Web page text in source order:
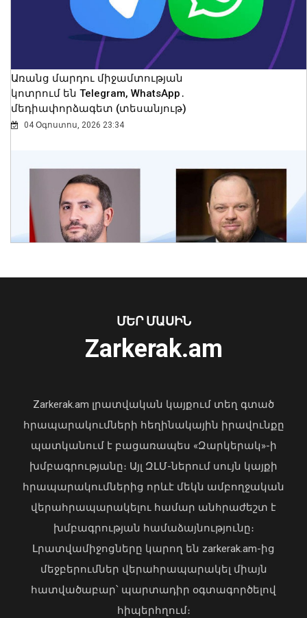
ՀՀ-ի և Ղազախստանի
փոխվարչապետները քննարկել են
երկու երկրների
համագործակցության հեռանկարները
Դաշտավան գյուղում ծեծկռտուքի
մասնակիցները քարեր ու մահակներ
են կիրառել․ ՆԳՆ պարզաբանումը
09 Օգոստոս, 2026 13:36
Առանց մարդու միջամտության
կոտրում են Telegram, WhatsApp․
մեդիափորձագետ (տեսանյութ)
04 Օգոստոս, 2026 23:34
Ուկրաինայի Գերագույն Ռադայի
նախագահը շնորհավորել է ՀՀ ԱԺ
ՄԵՐ ՄԱՍԻՆ
Zarkerak.am
Zarkerak.am լրատվական կայքում տեղ գտած
հրապարակումների հեղինակային իրավունքը
պատկանում է բացառապես «Զարկերակ»-ի
խմբագրությանը։ Այլ ԶԼՄ-ներում սույն կայքի
հրապարակումներից որևէ մեկն ամբողջական
վերահրապարակելու համար անհրաժեշտ է
խմբագրության համաձայնությունը։
Լրատվամիջոցները կարող են zarkerak.am-ից
մեջբերումներ վերահրապարակել միայն
հատվածաբար՝ պարտադիր օգտագործելով
հիպերհղում։